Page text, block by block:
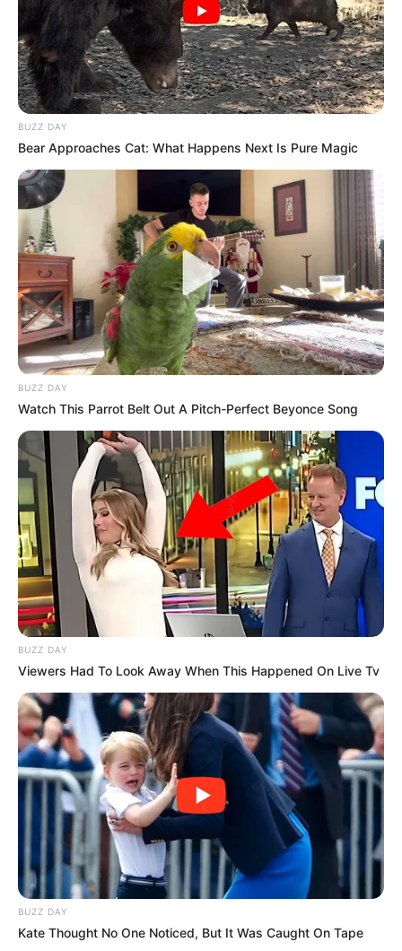
BUZZ DAY
Bear Approaches Cat: What Happens Next Is Pure Magic
BUZZ DAY
Watch This Parrot Belt Out A Pitch-Perfect Beyonce Song
BUZZ DAY
Viewers Had To Look Away When This Happened On Live Tv
BUZZ DAY
Kate Thought No One Noticed, But It Was Caught On Tape